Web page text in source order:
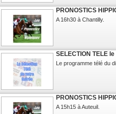
PRONOSTICS
A 16h30 à Chantilly.
SELECTION TELE
Le programme télé du
PRONOSTICS
A 15h15 à Auteuil.